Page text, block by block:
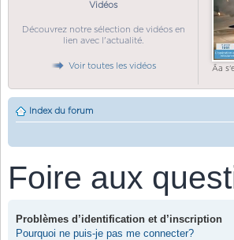
Vidéos
Découvrez notre sélection de vidéos en
lien avec l'actualité.
Voir toutes les vidéos Ãa
Index du forum
Foire aux
Problèmes d’identification et d’inscription
Pourquoi ne puis-je pas me connecter?